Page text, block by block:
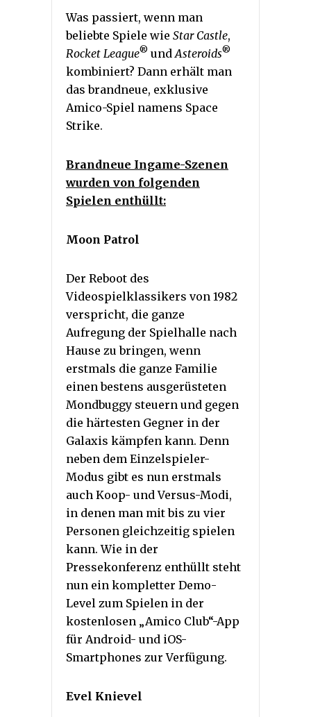
Was passiert, wenn man
beliebte Spiele wie Star Castle,
Rocket League® undAsteroids®
kombiniert? Dann erhält man
das brandneue, exklusive
Amico-Spiel namens Space
Strike.
Brandneue Ingame-Szenen
wurden von folgenden
Spielen enthüllt:
Moon Patrol
Der Reboot des
Videospielklassikers von 1982
verspricht, die ganze
Aufregung der Spielhalle nach
Hause zu bringen, wenn
erstmals die ganze Familie
einen bestens ausgerüsteten
Mondbuggy steuern und gegen
die härtesten Gegner in der
Galaxis kämpfen kann. Denn
neben dem Einzelspieler-
Modus gibt es nun erstmals
auch Koop- und Versus-Modi,
in denen man mit bis zu vier
Personen gleichzeitig spielen
kann. Wie in der
Pressekonferenz enthüllt steht
nun ein kompletter Demo-
Level zum Spielen in der
kostenlosen „Amico Club“-App
für Android- und iOS-
Smartphones zur Verfügung.
Evel Knievel